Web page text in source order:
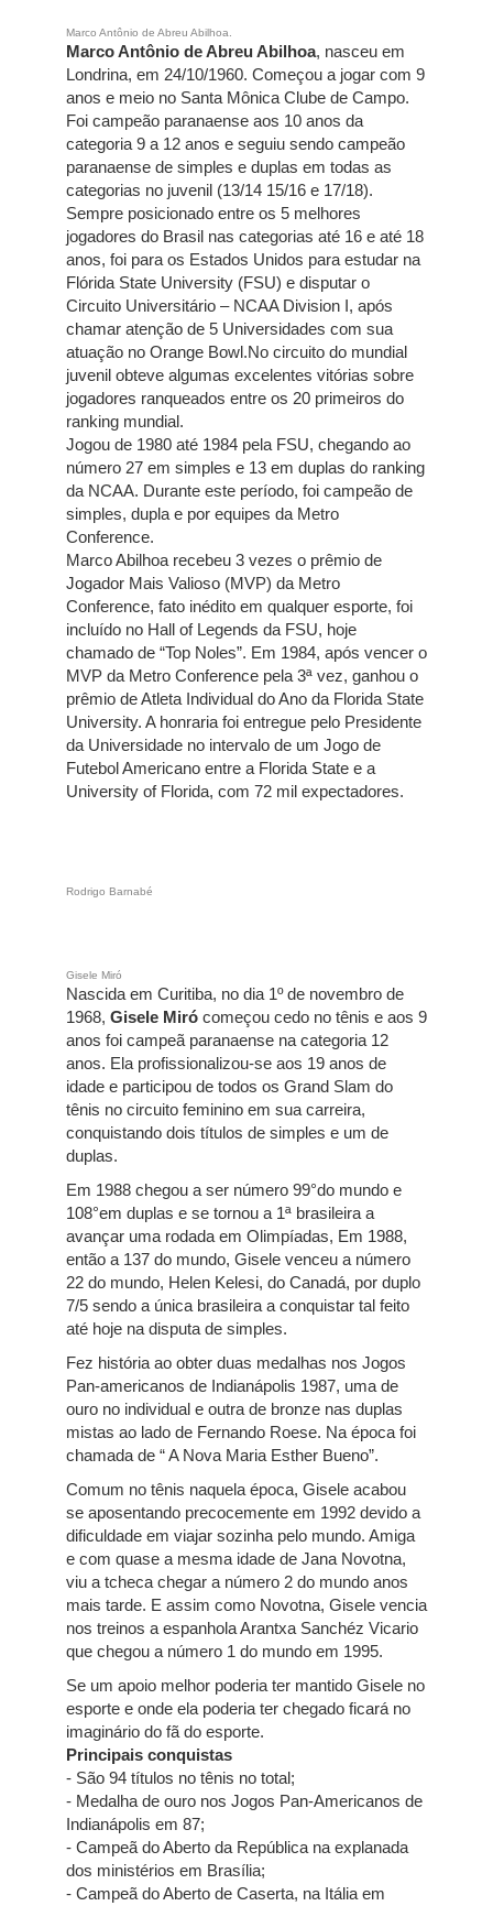
Marco Antônio de Abreu Abilhoa.
Marco Antônio de Abreu Abilhoa, nasceu em
Londrina, em 24/10/1960. Começou a jogar com 9
anos e meio no Santa Mônica Clube de Campo.
Foi campeão paranaense aos 10 anos da
categoria 9 a 12 anos e seguiu sendo campeão
paranaense de simples e duplas em todas as
categorias no juvenil (13/14 15/16 e 17/18).
Sempre posicionado entre os 5 melhores
jogadores do Brasil nas categorias até 16 e até 18
anos, foi para os Estados Unidos para estudar na
Flórida State University (FSU) e disputar o
Circuito Universitário – NCAA Division I, após
chamar atenção de 5 Universidades com sua
atuação no Orange Bowl.No circuito do mundial
juvenil obteve algumas excelentes vitórias sobre
jogadores ranqueados entre os 20 primeiros do
ranking mundial.
Jogou de 1980 até 1984 pela FSU, chegando ao
número 27 em simples e 13 em duplas do ranking
da NCAA. Durante este período, foi campeão de
simples, dupla e por equipes da Metro
Conference.
Marco Abilhoa recebeu 3 vezes o prêmio de
Jogador Mais Valioso (MVP) da Metro
Conference, fato inédito em qualquer esporte, foi
incluído no Hall of Legends da FSU, hoje
chamado de “Top Noles”. Em 1984, após vencer o
MVP da Metro Conference pela 3ª vez, ganhou o
prêmio de Atleta Individual do Ano da Florida State
University. A honraria foi entregue pelo Presidente
da Universidade no intervalo de um Jogo de
Futebol Americano entre a Florida State e a
University of Florida, com 72 mil expectadores.
Rodrigo Barnabé
Gisele Miró
Nascida em Curitiba, no dia 1º de novembro de
1968, Gisele Miró começou cedo no tênis e aos 9
anos foi campeã paranaense na categoria 12
anos. Ela profissionalizou-se aos 19 anos de
idade e participou de todos os Grand Slam do
tênis no circuito feminino em sua carreira,
conquistando dois títulos de simples e um de
duplas.
Em 1988 chegou a ser número 99°do mundo e
108°em duplas e se tornou a 1ª brasileira a
avançar uma rodada em Olimpíadas, Em 1988,
então a 137 do mundo, Gisele venceu a número
22 do mundo, Helen Kelesi, do Canadá, por duplo
7/5 sendo a única brasileira a conquistar tal feito
até hoje na disputa de simples.
Fez história ao obter duas medalhas nos Jogos
Pan-americanos de Indianápolis 1987, uma de
ouro no individual e outra de bronze nas duplas
mistas ao lado de Fernando Roese. Na época foi
chamada de “ A Nova Maria Esther Bueno”.
Comum no tênis naquela época, Gisele acabou
se aposentando precocemente em 1992 devido a
dificuldade em viajar sozinha pelo mundo. Amiga
e com quase a mesma idade de Jana Novotna,
viu a tcheca chegar a número 2 do mundo anos
mais tarde. E assim como Novotna, Gisele vencia
nos treinos a espanhola Arantxa Sanchéz Vicario
que chegou a número 1 do mundo em 1995.
Se um apoio melhor poderia ter mantido Gisele no
esporte e onde ela poderia ter chegado ficará no
imaginário do fã do esporte.
Principais conquistas
- São 94 títulos no tênis no total;
- Medalha de ouro nos Jogos Pan-Americanos de
Indianápolis em 87;
- Campeã do Aberto da República na explanada
dos ministérios em Brasília;
- Campeã do Aberto de Caserta, na Itália em